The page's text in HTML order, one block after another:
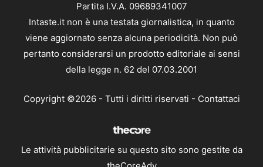
Partita I.V.A. 09689341007
Intaste.it non è una testata giornalistica, in quanto
viene aggiornato senza alcuna periodicità. Non può
pertanto considerarsi un prodotto editoriale ai sensi
della legge n. 62 del 07.03.2001
Copyright ©2026 - Tutti i diritti riservati - Contattaci
Le attività pubblicitarie su questo sito sono gestite da